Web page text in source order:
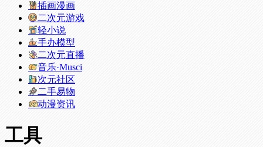
插画漫画
二次元游戏
轻小说
手办模型
二次元直播
音乐·Musci
次元社区
二手易物
动漫资讯
工具